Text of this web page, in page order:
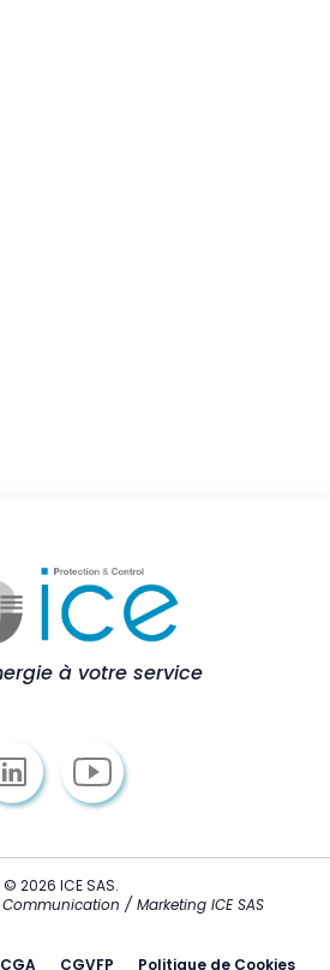
à votre service
© 2026 ICE SAS.
/ Marketing ICE SAS
CGA CGVFP Politique de Cookies